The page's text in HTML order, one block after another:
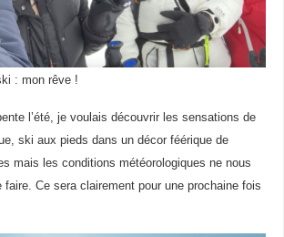
: mon rêve !
l’été, je voulais découvrir les sensations de
ski aux pieds dans un décor féérique de
mais les conditions météorologiques ne nous
Ce sera clairement pour une prochaine fois